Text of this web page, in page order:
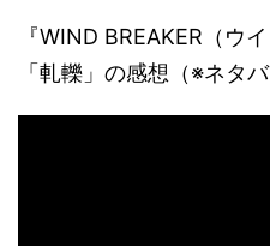
『WIND BREAKER（ウ
「軋轢」の感想（※ネタバ